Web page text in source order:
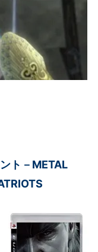
ト－METAL